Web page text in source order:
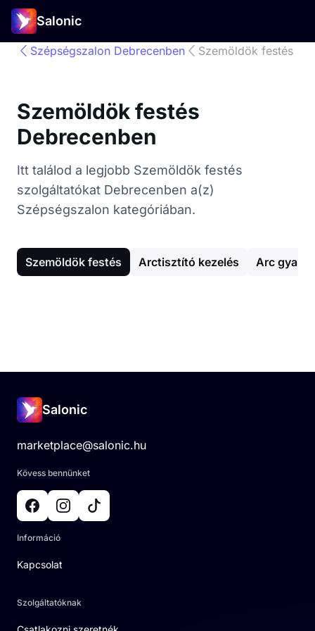
Salonic
Szépségszalon Debrecenben Szemöldök festés
Szemöldök festés
Debrecenben
Itt találod a legjobb Szemöldök festés
szolgáltatókat Debrecenben a(z)
Szépségszalon kategóriában.
Szemöldök festés Arctisztító kezelés Arc
Salonic
marketplace@salonic.hu
Kövess bennünket
Információ
Kapcsolat
Szolgáltatóknak